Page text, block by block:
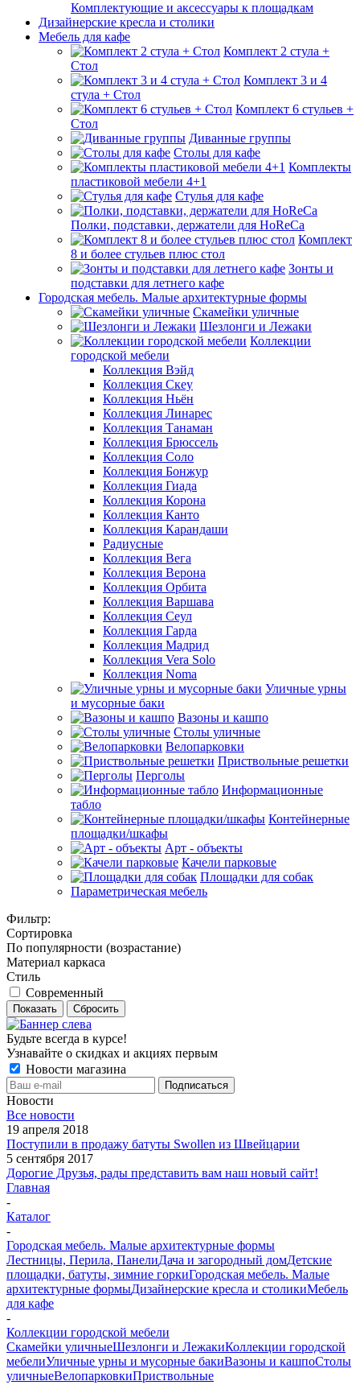
Комплектующие и аксессуары к площадкам
Дизайнерские кресла и столики
Мебель для кафе
Комплект 2 стула +
Стол
Комплект 3 и 4
стула + Стол
Комплект 6 стульев +
Стол
Диванные группы
Столы для кафе
Комплекты
пластиковой мебели 4+1
Стулья для кафе
Полки, подставки, держатели для HoReCa
Комплект
8 и более стульев плюс стол
Зонты и
подставки для летнего кафе
Городская мебель. Малые архитектурные формы
Скамейки уличные
Шезлонги и Лежаки
Коллекции
городской мебели
Коллекция Вэйд
Коллекция Скеу
Коллекция Ньён
Коллекция Линарес
Коллекция Танаман
Коллекция Брюссель
Коллекция Соло
Коллекция Бонжур
Коллекция Гиада
Коллекция Корона
Коллекция Канто
Коллекция Карандаши
Радиусные
Коллекция Вега
Коллекция Верона
Коллекция Орбита
Коллекция Варшава
Коллекция Сеул
Коллекция Гарда
Коллекция Мадрид
Коллекция Vera Solo
Коллекция Noma
Уличные урны
и мусорные баки
Вазоны и кашпо
Столы уличные
Велопарковки
Приствольные решетки
Перголы
Информационные
табло
Контейнерные
площадки/шкафы
Арт - объекты
Качели парковые
Площадки для собак
Параметрическая мебель
Фильтр:
Сортировка
По популярности (возрастание)
Материал каркаса
Стиль
Современный
Показать Сбросить
Будьте всегда в курсе!
Узнавайте о скидках и акциях первым
Новости магазина
Новости
Все новости
19 апреля 2018
Поступили в продажу батуты Swollen из Швейцарии
5 сентября 2017
Дорогие Друзья, рады представить вам наш новый сайт!
Главная
-
Каталог
-
Городская мебель. Малые архитектурные формы
Лестницы, Перила, ПанелиДача и загородный домДетские
площадки, батуты, зимние горкиГородская мебель. Малые
архитектурные формыДизайнерские кресла и столикиМебель
для кафе
-
Коллекции городской мебели
Скамейки уличныеШезлонги и ЛежакиКоллекции городской
мебелиУличные урны и мусорные бакиВазоны и кашпоСтолы
уличныеВелопарковкиПриствольные